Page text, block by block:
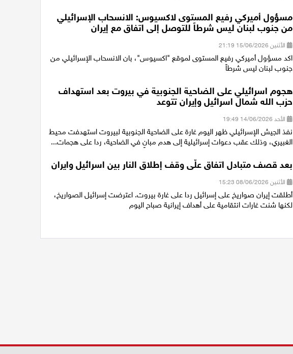
مسؤول أميركي رفيع المستوى لاكسيوس: الانسحاب الإسرائيلي
من جنوب لبنان ليس شرطاً للتوصل إلى اتفاق مع إيران
الأثنين 15/06/2026 21:19
اكد مسؤول أميركي رفيع المستوى لموقع "اكسيوس"، بان الانسحاب الإسرائيلي من
جنوب لبنان ليس شرطاً
هجوم اسرائيلي على الضاحية الجنوبية في بيروت بعد استهداف
حزب الله شمال اسرائيل وإيران تتوعد
الأحد 14/06/2026 19:49
نفذ الجيش الإسرائيلي ظهر اليوم غارة على الضاحية الجنوبية لبيروت استهدفت محيط
الغبيري، وذلك عقب دعوات إسرائيلية إلى هدم مبانٍ في الضاحية، ردا على هجمات...
بعد قصف متبادل اتفاق علّى وقف إطلاق النار بين اسرائيل وايران
الأثنين 08/06/2026 15:23
أطلقت إيران صواريخ على إسرائيل ردا على غارة بيروت. اعترضت إسرائيل الصواريخ،
لكنها شنت غارات انتقامية على أهداف إيرانية صباح اليوم